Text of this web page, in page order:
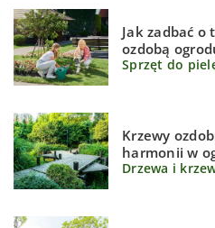
Jak zadbać o
ozdobą
Sprzęt do
Krzewy
harmonii w
Drzewa i